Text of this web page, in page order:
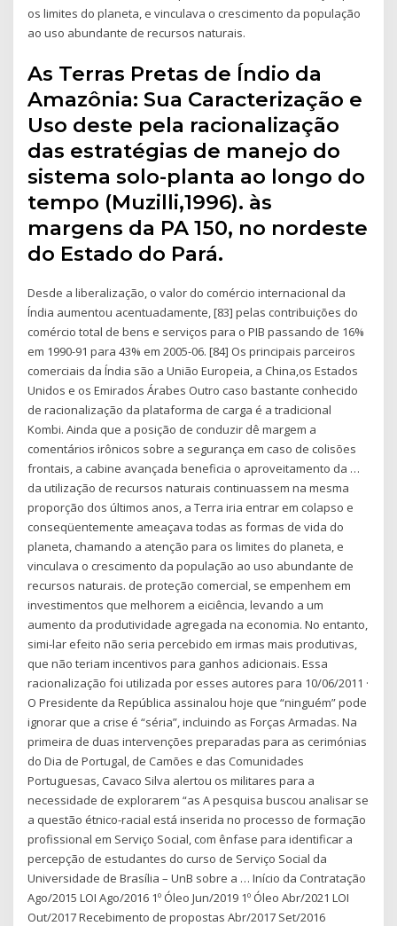
os limites do planeta, e vinculava o crescimento da população
ao uso abundante de recursos naturais.
As Terras Pretas de Índio da
Amazônia: Sua Caracterização e
Uso deste pela racionalização
das estratégias de manejo do
sistema solo-planta ao longo do
tempo (Muzilli,1996). às
margens da PA 150, no nordeste
do Estado do Pará.
Desde a liberalização, o valor do comércio internacional da
Índia aumentou acentuadamente, [83] pelas contribuições do
comércio total de bens e serviços para o PIB passando de 16%
em 1990-91 para 43% em 2005-06. [84] Os principais parceiros
comerciais da Índia são a União Europeia, a China,os Estados
Unidos e os Emirados Árabes Outro caso bastante conhecido
de racionalização da plataforma de carga é a tradicional
Kombi. Ainda que a posição de conduzir dê margem a
comentários irônicos sobre a segurança em caso de colisões
frontais, a cabine avançada beneficia o aproveitamento da …
da utilização de recursos naturais continuassem na mesma
proporção dos últimos anos, a Terra iria entrar em colapso e
conseqüentemente ameaçava todas as formas de vida do
planeta, chamando a atenção para os limites do planeta, e
vinculava o crescimento da população ao uso abundante de
recursos naturais. de proteção comercial, se empenhem em
investimentos que melhorem a eiciência, levando a um
aumento da produtividade agregada na economia. No entanto,
simi-lar efeito não seria percebido em irmas mais produtivas,
que não teriam incentivos para ganhos adicionais. Essa
racionalização foi utilizada por esses autores para 10/06/2011 ·
O Presidente da República assinalou hoje que “ninguém” pode
ignorar que a crise é “séria”, incluindo as Forças Armadas. Na
primeira de duas intervenções preparadas para as cerimónias
do Dia de Portugal, de Camões e das Comunidades
Portuguesas, Cavaco Silva alertou os militares para a
necessidade de explorarem “as A pesquisa buscou analisar se
a questão étnico-racial está inserida no processo de formação
profissional em Serviço Social, com ênfase para identificar a
percepção de estudantes do curso de Serviço Social da
Universidade de Brasília – UnB sobre a … Início da Contratação
Ago/2015 LOI Ago/2016 1º Óleo Jun/2019 1º Óleo Abr/2021 LOI
Out/2017 Recebimento de propostas Abr/2017 Set/2016